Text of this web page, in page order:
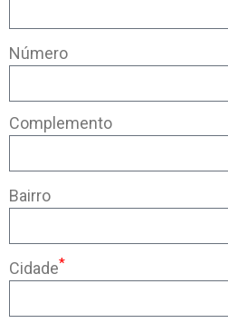
Número
Complemento
Bairro
Cidade*